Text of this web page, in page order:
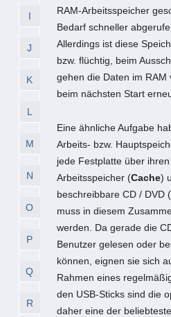
I
J
K
L
M
N
O
P
Q
R
RAM-Arbeitsspeicher
Bedarf schneller
Allerdings ist diese
bzw. flüchtig, beim
gehen die Daten im RAM
beim nächsten Start
Eine ähnliche Aufgabe
Arbeits- bzw.
jede Festplatte über
Arbeitsspeicher (Cache)
beschreibbare CD / DVD
muss in diesem
werden. Da gerade die
Benutzer gelesen oder
können, eignen sie sich
Rahmen eines
den USB-Sticks sind die
daher eine der